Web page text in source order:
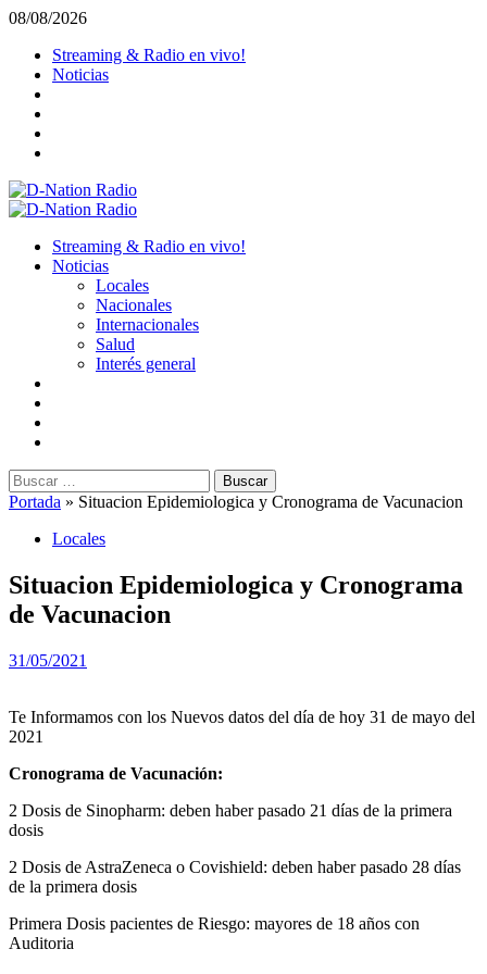
Saltar
contenido
08/08/2026
Streaming & Radio en vivo!
Noticias
Menú
Streaming & Radio en vivo!
Noticias
Locales
Nacionales
Internacionales
Salud
Interés general
Buscar:
Portada » Situacion Epidemiologica y Cronograma de Vacunacion
Locales
Situacion Epidemiologica y Cronograma
de Vacunacion
31/05/2021
Te Informamos con los Nuevos datos del día de hoy 31 de mayo del
2021
Cronograma de Vacunación:
2 Dosis de Sinopharm: deben haber pasado 21 días de la primera
dosis
2 Dosis de AstraZeneca o Covishield: deben haber pasado 28 días
de la primera dosis
Primera Dosis pacientes de Riesgo: mayores de 18 años con
Auditoria